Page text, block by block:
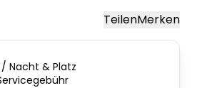
TeilenMerken
/ Nacht & Platz